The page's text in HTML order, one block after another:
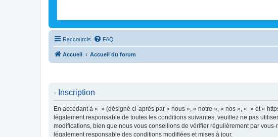
Raccourcis FAQ
Accueil Accueil du forum
- Inscription
En accédant à « » (désigné ci-après par « nous », « notre », « nos », « » et «
légalement responsable de toutes les conditions suivantes, veuillez ne pas
modifications, bien que nous vous conseillons de vérifier régulièrement par
légalement responsable des conditions modifiées et mises à jour.